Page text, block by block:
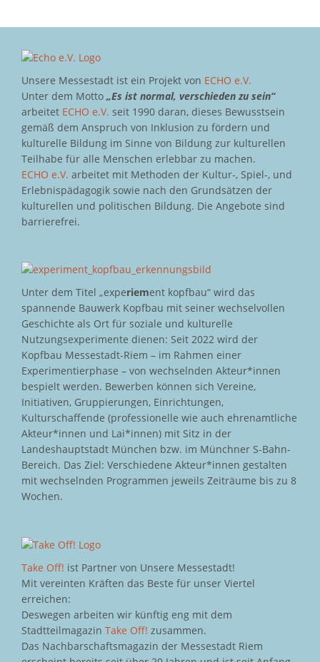
Unsere Messestadt ist ein Projekt von ECHO e.V.
Unter dem Motto „Es ist normal, verschieden zu sein“
arbeitet ECHO e.V. seit 1990 daran, dieses Bewusstsein
gemäß dem Anspruch von Inklusion zu fördern und
kulturelle Bildung im Sinne von Bildung zur kulturellen
Teilhabe für alle Menschen erlebbar zu machen.
ECHO e.V. arbeitet mit Methoden der Kultur-, Spiel-, und
Erlebnispädagogik sowie nach den Grundsätzen der
kulturellen und politischen Bildung. Die Angebote sind
barrierefrei.
Unter dem Titel „experiement kopfbau“ wird das
spannende Bauwerk Kopfbau mit seiner wechselvollen
Geschichte als Ort für soziale und kulturelle
Nutzungsexperimente dienen: Seit 2022 wird der
Kopfbau Messestadt-Riem – im Rahmen einer
Experimentierphase – von wechselnden Akteur*innen
bespielt werden. Bewerben können sich Vereine,
Initiativen, Gruppierungen, Einrichtungen,
Kulturschaffende (professionelle wie auch ehrenamtliche
Akteur*innen und Lai*innen) mit Sitz in der
Landeshauptstadt München bzw. im Münchner S-Bahn-
Bereich. Das Ziel: Verschiedene Akteur*innen gestalten
mit wechselnden Programmen jeweils Zeiträume bis zu 8
Wochen.
Take Off! ist Partner von Unsere Messestadt!
Mit vereinten Kräften das Beste für unser Viertel
erreichen:
Deswegen arbeiten wir künftig eng mit dem
Stadtteilmagazin Take Off! zusammen.
Das Nachbarschaftsmagazin der Messestadt Riem